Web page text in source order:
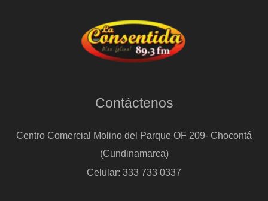
Contáctenos
Centro Comercial Molino del Parque OF 209- Chocontá
(Cundinamarca)
Celular: 333 733 0337